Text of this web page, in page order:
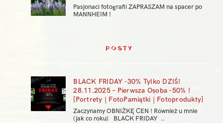
Pasjonaci fotografii ZAPRASZAM na spacer po
MANNHEIM !
POSTY
BLACK FRIDAY -30% Tylko DZIŚ!
28.11.2025 – Pierwsza Osoba -50% !
[Portrety | FotoPamiątki | Fotoprodukty]
Zaczynamy OBNIŻKĘ CEN ! Również u mnie
(jak co roku) BLACK FRIDAY ..